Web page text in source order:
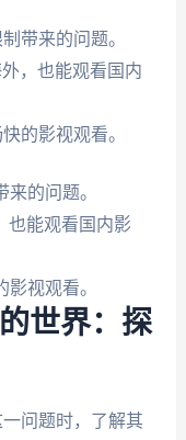
带来的问题。
，也能观看国内
的影视观看。
的问题。
也能观看国内影
视观看。
世界：探
问题时，了解其